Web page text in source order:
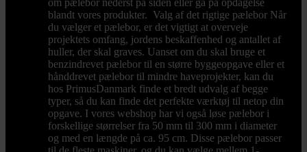
om pælebor nederst på siden eller gå på opdagelse
blandt vores produkter. Valg af det rigtige pælebor Når
du vælger et pælebor, er det vigtigt at overveje
projektets omfang, jordens beskaffenhed og antallet af
huller, der skal graves. Uanset om du skal bruge et
benzindrevet pælebor til en større byggeopgave eller et
hånddrevet pælebor til mindre haveprojekter, kan du
hos PrimusDanmark finde et bredt udvalg af begge
typer, så du kan finde det perfekte værktøj til netop din
opgave. I vores webshop har vi også løse pælebor i
forskellige størrelser fra 50 mm til 300 mm i diameter
og med en længde på ca. 95 cm. Disse pælebor passer